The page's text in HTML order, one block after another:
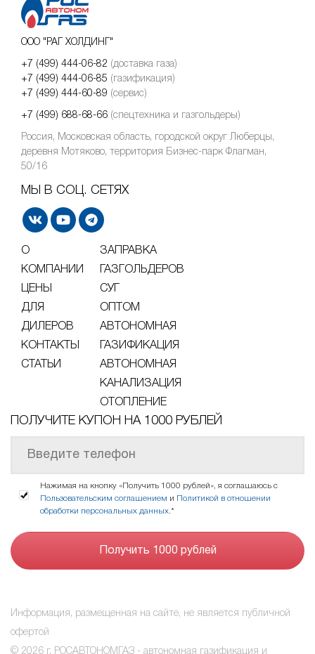
ООО "РАГ ХОЛДИНГ"
+7 (499) 444-06-82 (доставка газа)
+7 (499) 444-06-85 (газификация)
+7 (499) 444-60-89 (сервис)
+7 (499) 688-68-66 (спецтехника и газгольдеры)
Россия, Московская область, городской округ Люберцы,
деревня Мотяково, территория Бизнес-парк Флагман,
50/16
МЫ В СОЦ. СЕТЯХ
О
КОМПАНИИ
ЦЕНЫ
ДЛЯ
ДИЛЕРОВ
КОНТАКТЫ
СТАТЬИ
ЗАПРАВКА
ГАЗГОЛЬДЕРОВ
СУГ
ОПТОМ
АВТОНОМНАЯ
ГАЗИФИКАЦИЯ
АВТОНОМНАЯ
КАНАЛИЗАЦИЯ
ОТОПЛЕНИЕ
ПОЛУЧИТЕ КУПОН НА 1000 РУБЛЕЙ
Нажимая на кнопку «Получить 1000 рублей», я соглашаюсь с
Пользовательским соглашением и Политикой в отношении
обработки персональных данных.*
Информация, размещенная на сайте, не является публичной
офертой
© 2026 г. РОСАВТОНОМГАЗ - автономная газификация и